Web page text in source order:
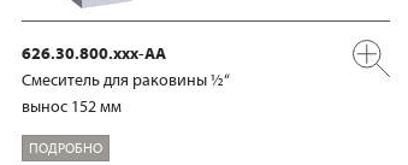
626.30.800.xxx-AA
Смеситель для раковины ½“
вынос 152 мм
ПОДРОБНО